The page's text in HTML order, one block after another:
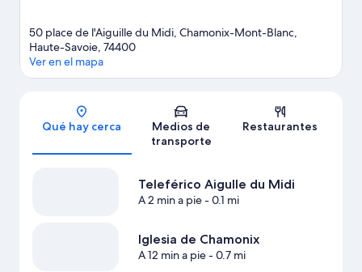
50 place de l'Aiguille du Midi, Chamonix-Mont-Blanc,
Haute-Savoie, 74400
Ver en el mapa
Qué hay cerca
Medios de
transporte
Restaurantes
Teleférico Aigulle du Midi
A 2 min a pie- 0.1 mi
Iglesia de Chamonix
A 12 min a pie- 0.7 mi